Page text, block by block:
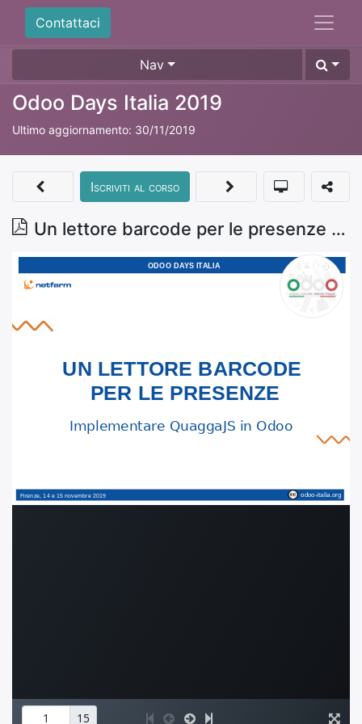
Contattaci
Nav
Odoo Days Italia 2019
Ultimo aggiornamento: 30/11/2019
Un lettore barcode per le presenze - Matteo Piciucchi
Iscriviti al corso